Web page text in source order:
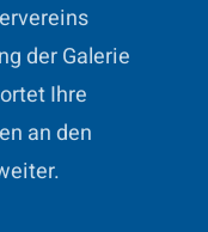
der Galerie
Ihre
an den